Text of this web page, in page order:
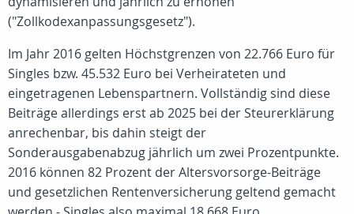
("Zollkodexanpassungsgesetz").
Im Jahr 2016 gelten Höchstgrenzen von 22.766 Euro für
Singles bzw. 45.532 Euro bei Verheirateten und
eingetragenen Lebenspartnern. Vollständig sind diese
Beiträge allerdings erst ab 2025 bei der Steurerklärung
anrechenbar, bis dahin steigt der
Sonderausgabenabzug jährlich um zwei Prozentpunkte.
2016 können 82 Prozent der Altersvorsorge-Beiträge
und gesetzlichen Rentenversicherung geltend gemacht